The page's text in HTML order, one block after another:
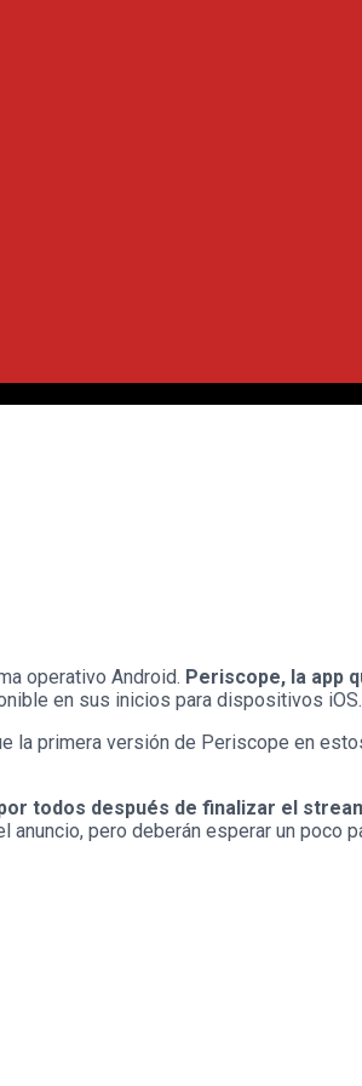
operativo Android. Periscope, la app
en sus inicios para dispositivos iOS.
la primera versión de Periscope en
todos después de finalizar el
pero deberán esperar un poco